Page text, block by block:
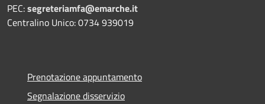
PEC:segreteriamfa@emarche.it
Centralino Unico: 0734 939019
Prenotazione appuntamento
Segnalazione disservizio